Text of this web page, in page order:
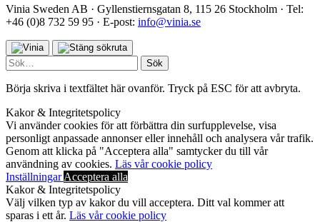
Vinia Sweden AB · Gyllenstiernsgatan 8, 115 26 Stockholm · Tel:
+46 (0)8 732 59 95 · E-post: info@vinia.se
Sök
efter:
Börja skriva i textfältet här ovanför. Tryck på ESC för att avbryta.
Kakor & Integritetspolicy
Vi använder cookies för att förbättra din surfupplevelse, visa
personligt anpassade annonser eller innehåll och analysera vår trafik.
Genom att klicka på "Acceptera alla" samtycker du till vår
användning av cookies. Läs vår cookie policy
InställningarAcceptera alla
Kakor & Integritetspolicy
Välj vilken typ av kakor du vill acceptera. Ditt val kommer att
sparas i ett år. Läs vår cookie policy